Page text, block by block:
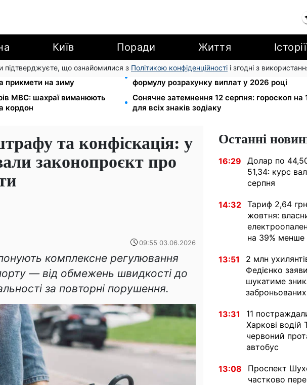
Київ Поради Життя Історії
підтверджуєте, що ознайомилися з Політикою конфіденційності і згодні з
Матфій, три суворі
прикмети на зиму
Зарплата 30 000 грн — пенсія 11 500 грн:
формулу розрахунку виплат у 2026 році
МВС: шахраї виманюють
кордон
Сонячне затемнення 12 серпня: гороскоп на
для всіх знаків зодіаку
та конфіскація: у
законопроєкт про
09:55 03.06.2026
комплексне регулювання
— від обмежень швидкості до
за повторні порушення.
Останні
16:29
Долар по
51,34: курс
серпня
14:32 Тариф 2,64 грн
жовтня:
на 39% менше
13:51
2 млн
Федієнко
шукатиме
заброньованих
13:31
11
Харкові водій
червоний
автобус
13:08
Проспект
частково